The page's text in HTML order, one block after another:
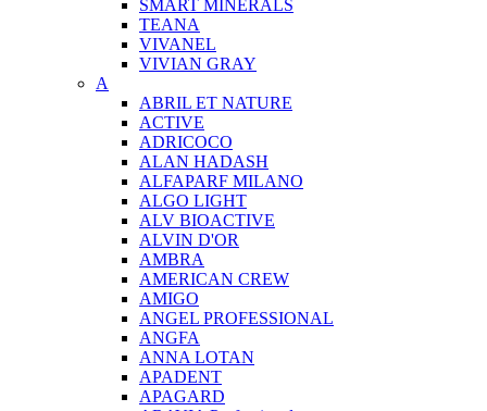
SMART MINERALS
TEANA
VIVANEL
VIVIAN GRAY
A
ABRIL ET NATURE
ACTIVE
ADRICOCO
ALAN HADASH
ALFAPARF MILANO
ALGO LIGHT
ALV BIOACTIVE
ALVIN D'OR
AMBRA
AMERICAN CREW
AMIGO
ANGEL PROFESSIONAL
ANGFA
ANNA LOTAN
APADENT
APAGARD